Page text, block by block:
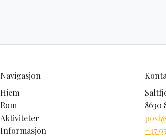
Navigasjon
Hjem
Rom
Aktiviteter
Informasjon
8630
+47